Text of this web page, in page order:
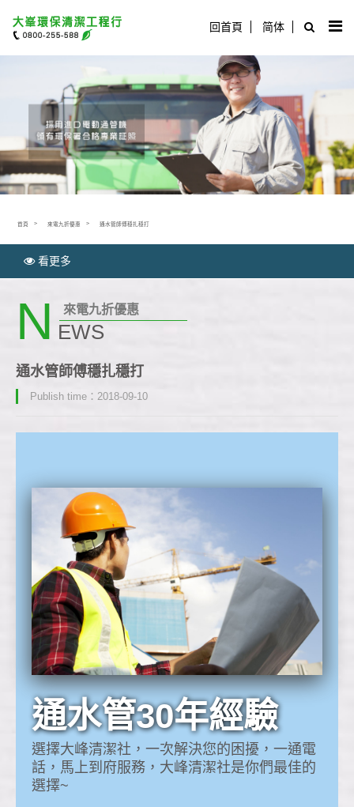
回首頁 简体
首頁 來電九折優惠 通水管師傅穩扎穩打
看更多
N EWS
來電九折優惠
通水管師傅穩扎穩打
Publish time：2018-09-10
通水管30年經驗
選擇大峰清潔社，一次解決您的困擾，一通電
話，馬上到府服務，大峰清潔社是你們最佳的
選擇~